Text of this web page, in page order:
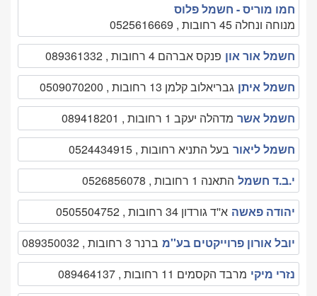
חמו מוריס - חשמל פלוס
מנוחה ונחלה 45 רחובות , 0525616669
חשמל אור און פנקס אברהם 4 רחובות , 089361332
חשמל איתן גבריאלוב קלמן 13 רחובות , 0509070200
חשמל אשר מדהלה יעקב 1 רחובות , 089418201
חשמל ליאור בעל התניא רחובות , 0524434915
י.ב.ד חשמל התאנה 1 רחובות , 0526856078
יהודה פאשה א''ד גורדון 34 רחובות , 0505504752
יובל אורון פרוייקטים בע''מ ברנר 3 רחובות , 089350032
נזרי מיקי מרבד הקסמים 11 רחובות , 089464137